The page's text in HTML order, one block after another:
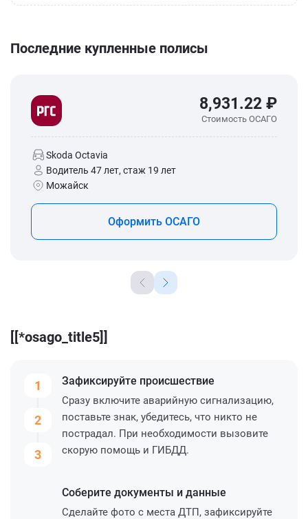
Последние купленные полисы
8,931.22 ₽
Стоимость ОСАГО
Skoda Octavia
Водитель 47 лет, стаж 19 лет
Можайск
Оформить ОСАГО
[[*osago_title5]]
1
2
3
Зафиксируйте происшествие
Сразу включите аварийную сигнализацию,
поставьте знак, убедитесь, что никто не
пострадал. При необходимости вызовите
скорую помощь и ГИБДД.
Соберите документы и данные
Сделайте фото с места ДТП, зафиксируйте